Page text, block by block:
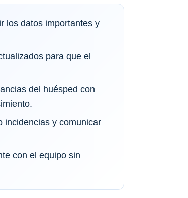
los datos importantes y
para que el
del huésped con
incidencias y comunicar
con el equipo sin